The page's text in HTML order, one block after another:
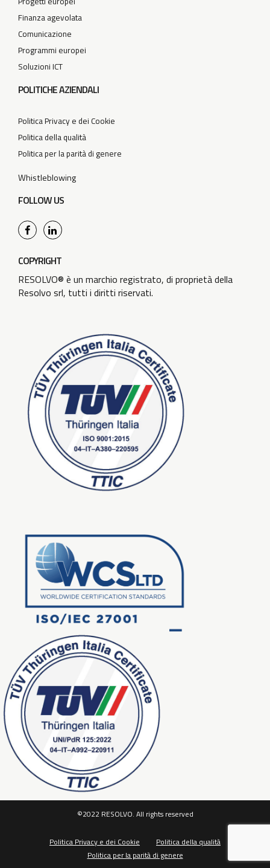
Finanza agevolata
Comunicazione
Programmi europei
Soluzioni ICT
POLITICHE AZIENDALI
Politica Privacy e dei Cookie
Politica della qualità
Politica per la parità di genere
Whistleblowing
FOLLOW US
COPYRIGHT
RESOLVO® è un marchio registrato, di proprietà della
Resolvo srl, tutti i diritti riservati.
©2022 RESOLVO. All rights reserved
Politica Privacy e dei Cookie
Politica della qualità
Politica per la parità di genere